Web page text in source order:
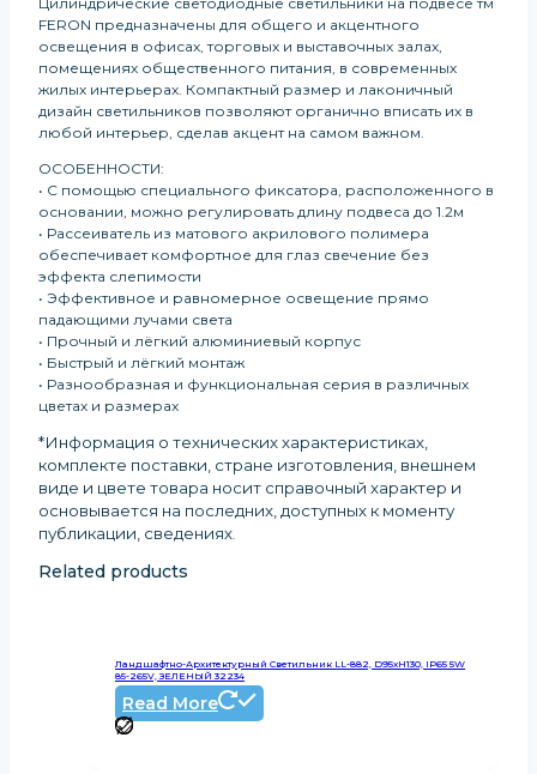
FERON предназначены для общего и акцентного
освещения в офисах, торговых и выставочных залах,
помещениях общественного питания, в современных
жилых интерьерах. Компактный размер и лаконичный
дизайн светильников позволяют органично вписать их в
любой интерьер, сделав акцент на самом важном.
ОСОБЕННОСТИ:
• С помощью специального фиксатора, расположенного в
основании, можно регулировать длину подвеса до 1.2м
• Рассеиватель из матового акрилового полимера
обеспечивает комфортное для глаз свечение без
эффекта слепимости
• Эффективное и равномерное освещение прямо
падающими лучами света
• Прочный и лёгкий алюминиевый корпус
• Быстрый и лёгкий монтаж
• Разнообразная и функциональная серия в различных
цветах и размерах
*Информация о технических характеристиках,
комплекте поставки, стране изготовления, внешнем
виде и цвете товара носит справочный характер и
основывается на последних, доступных к моменту
публикации, сведениях.
Related products
Ландшафтно-Архитектурный Светильник LL-882, D95xH130, IP65 5W
85-265V, ЗЕЛЕНЫЙ 32234
Read More